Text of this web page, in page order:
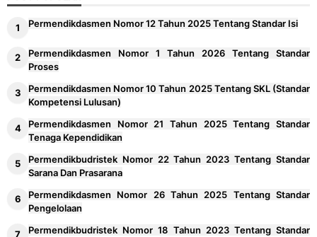
Permendikdasmen Nomor 12 Tahun 2025 Tentang Standar Isi
Permendikdasmen Nomor 1 Tahun 2026 Tentang Standar
Proses
Permendikdasmen Nomor 10 Tahun 2025 Tentang SKL (Standar
Kompetensi Lulusan)
Permendikdasmen Nomor 21 Tahun 2025 Tentang Standar
Tenaga Kependidikan
Permendikbudristek Nomor 22 Tahun 2023 Tentang Standar
Sarana Dan Prasarana
Permendikdasmen Nomor 26 Tahun 2025 Tentang Standar
Pengelolaan
Permendikbudristek Nomor 18 Tahun 2023 Tentang Standar